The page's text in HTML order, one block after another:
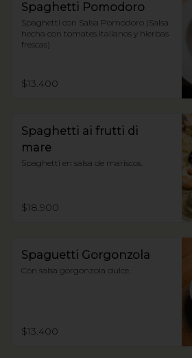
Spaghetti Pomodoro
Spaghetti con Salsa Pomodoro (Salsa
hecha con tomates italianos y hierbas
frescas)
$13.400
Spaghetti ai frutti di
mare
Spaghetti en salsa de mariscos.
$18.900
Spaguetti Gorgonzola
Con salsa gorgonzola dulce.
$13.400